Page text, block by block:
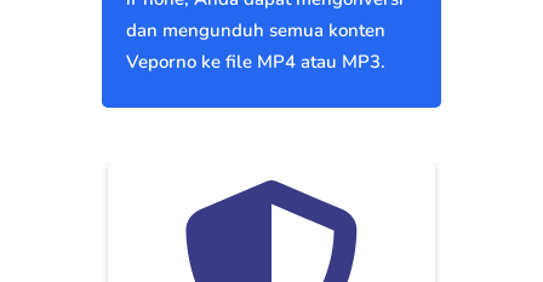
dan mengunduh semua konten
Veporno ke file MP4 atau MP3.